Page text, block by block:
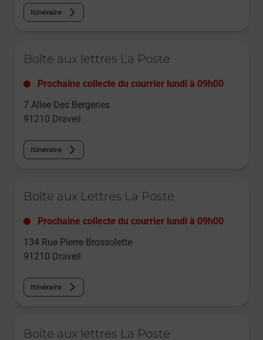
Itinéraire
Boîte aux lettres La Poste
Prochaine collecte du courrier lundi à 09h00
7 Allee Des Bergeries
91210 Draveil
Itinéraire
Boîte aux Lettres La Poste
Prochaine collecte du courrier lundi à 09h00
134 Rue Pierre Brossolette
91210 Draveil
Itinéraire
Boîte aux lettres La Poste